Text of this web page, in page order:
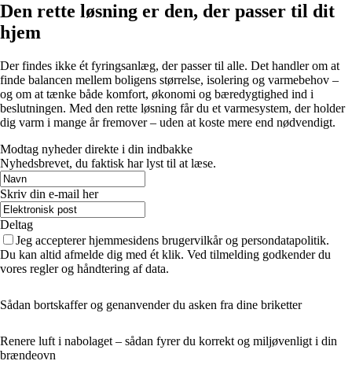
Den rette løsning er den, der passer til dit
hjem
Der findes ikke ét fyringsanlæg, der passer til alle. Det handler om at
finde balancen mellem boligens størrelse, isolering og varmebehov –
og om at tænke både komfort, økonomi og bæredygtighed ind i
beslutningen. Med den rette løsning får du et varmesystem, der holder
dig varm i mange år fremover – uden at koste mere end nødvendigt.
Modtag nyheder direkte i din indbakke
Nyhedsbrevet, du faktisk har lyst til at læse.
Skriv din e-mail her
Deltag
Jeg accepterer hjemmesidens brugervilkår og persondatapolitik.
Du kan altid afmelde dig med ét klik. Ved tilmelding godkender du
vores regler og håndtering af data.
Sådan bortskaffer og genanvender du asken fra dine briketter
Renere luft i nabolaget – sådan fyrer du korrekt og miljøvenligt i din
brændeovn